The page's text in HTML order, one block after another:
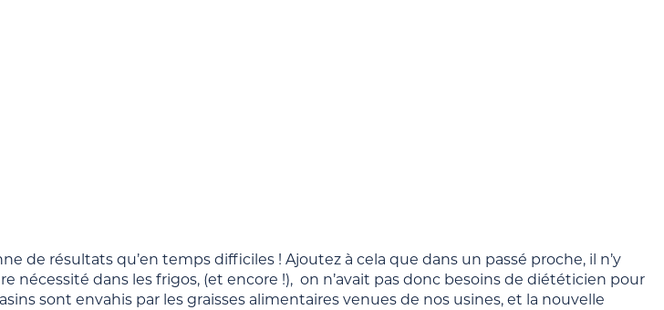
de résultats qu’en temps difficiles ! Ajoutez à cela que dans un passé proche, il n’y
nécessité dans les frigos, (et encore !), on n’avait pas donc besoins de diététicien pour
sont envahis par les graisses alimentaires venues de nos usines, et la nouvelle